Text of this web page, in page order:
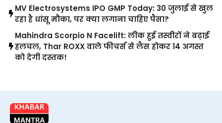
MV Electrosystems IPO GMP Today: 30 जुलाई से खुल
रहा है धांसू मौका, पर क्या लगाना चाहिए पैसा?
Mahindra Scorpio N Facelift: लीक हुई तस्वीरों ने बढ़ाई
हलचल, Thar ROXX वाले फीचर्स से लैस होकर 14 अगस्त
को देगी दस्तक!